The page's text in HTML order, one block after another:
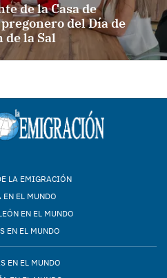
de la Casa de
del Día de
de la Sal
LA EMIGRACIÓN
EL MUNDO
EN EL MUNDO
EN EL MUNDO
EN EL MUNDO